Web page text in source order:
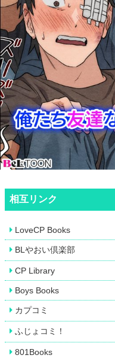
相互リンク
LoveCP Books
BLやおい倶楽部
CP Library
Boys Books
カプコミ
ふじょコミ！
801Books